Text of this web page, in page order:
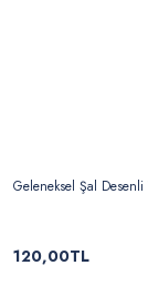
Geleneksel Şal
120,00TL